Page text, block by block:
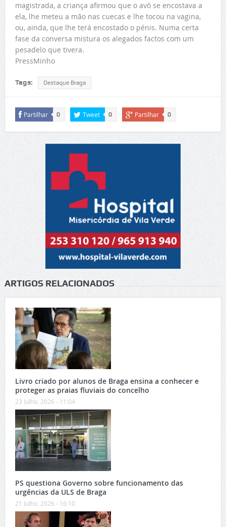
magistrada, a criança afirmou que o avó se encostava a
ela, lhe meteu a mão nas cuecas e lhe tocou na vagina,
ou, ainda, que lhe terá encostado o pénis. Numa certa
fase da conversa mistura os alegados factos com um
pesadelo que tivera.
PressMinho
Tags: Destaque Braga
Partilhar 0 Tweet 0 Partilhar 0
ARTIGOS RELACIONADOS
Livro criado por alunos de Braga ensina a conhecer e
proteger as praias fluviais do concelho
23 Julho, 2026 - 11:04
PS questiona Governo sobre funcionamento das
urgências da ULS de Braga
21 Julho, 2026 - 16:10